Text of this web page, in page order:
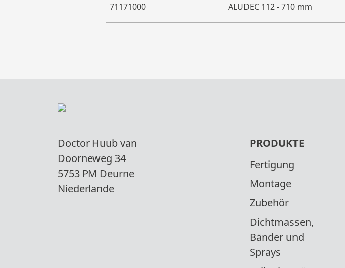
71171000 ALUDEC 112 - 710 mm
Doctor Huub van
Doorneweg 34
5753 PM Deurne
Niederlande
PRODUKTE
Fertigung
Montage
Zubehör
Dichtmassen,
Bänder und
Sprays